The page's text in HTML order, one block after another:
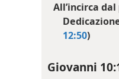
All’incirca
12:50)
Giovanni